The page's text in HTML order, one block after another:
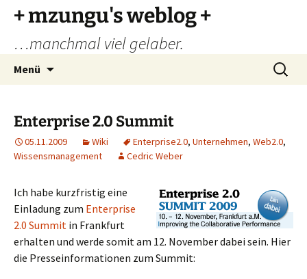
Zum
Inhalt
springen
+ mzungu's weblog +
…manchmal viel gelaber.
Menü
Suchen
nach:
Enterprise 2.0 Summit
05.11.2009 Wiki Enterprise2.0, Unternehmen, Web2.0,
Wissensmanagement
Cedric Weber
Ich habe kurzfristig eine
Einladung zum Enterprise
2.0 Summit in Frankfurt
erhalten und werde somit am 12. November dabei sein. Hier
die Presseinformationen zum Summit: